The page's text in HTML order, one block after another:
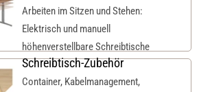
Arbeiten im Sitzen und Stehen:
Elektrisch und manuell
höhenverstellbare Schreibtische
Schreibtisch-Zubehör
Container, Kabelmanagement,